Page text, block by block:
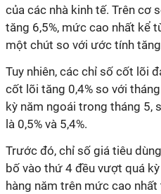
của các nhà kinh tế. Trên cơ
tăng 6,5%, mức cao nhất kể
một chút so với ước tính
Tuy nhiên, các chỉ số cốt lõi
cốt lõi tăng 0,4% so với
kỳ năm ngoái trong tháng 5,
là 0,5% và 5,4%.
Trước đó, chỉ số giá tiêu
bố vào thứ 4 đều vượt quá
hàng năm trên mức cao